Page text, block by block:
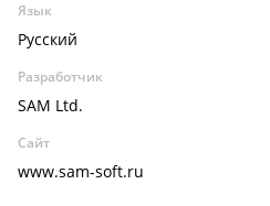
Язык
Русский
Разработчик
SAM Ltd.
Сайт
www.sam-soft.ru